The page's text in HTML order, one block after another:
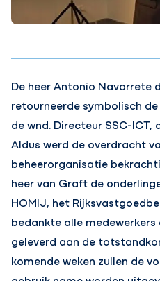
De heer Antonio Navarrete
retourneerde symbolisch
de wnd. Directeur SSC-ICT,
Aldus werd de overdracht
beheerorganisatie
heer van Graft de
HOMIJ, het
bedankte alle
geleverd aan de
komende weken zullen de